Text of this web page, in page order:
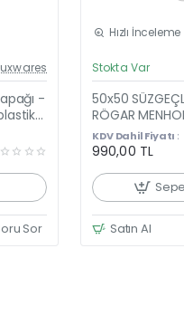
Ürün
-
Sor
Hızlı İnceleme
Stokta Var
50x50
RÖGAR
ÇERÇEVE
KDV Dahil Fiyatı :
990,00 TL
Satın Al